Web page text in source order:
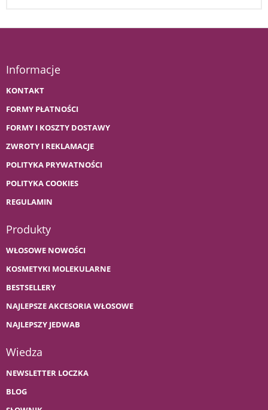
Informacje
KONTAKT
FORMY PŁATNOŚCI
FORMY I KOSZTY DOSTAWY
ZWROTY I REKLAMACJE
POLITYKA PRYWATNOŚCI
POLITYKA COOKIES
REGULAMIN
Produkty
WŁOSOWE NOWOŚCI
KOSMETYKI MOLEKULARNE
BESTSELLERY
NAJLEPSZE AKCESORIA WŁOSOWE
NAJLEPSZY JEDWAB
Wiedza
NEWSLETTER LOCZKA
BLOG